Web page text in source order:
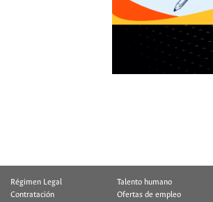
Régimen Legal
Talento humano
Contratación
Ofertas de empleo